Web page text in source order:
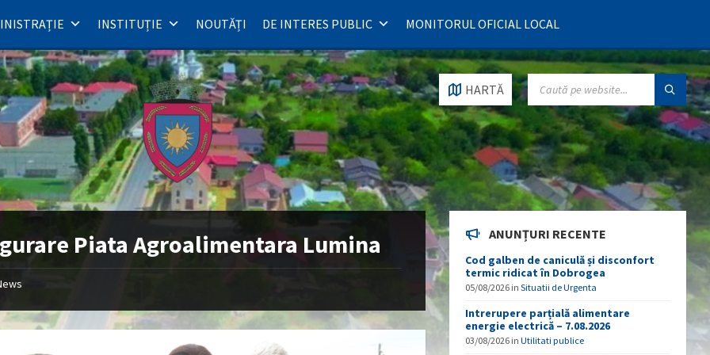
INSTITUȚIE NOUTĂȚI DE INTERES PUBLIC MONITORUL OFICIAL LOCAL
HARTĂ
SEARCH:
Piata Agroalimentara Lumina ANUNȚURI RECENTE
Cod galben de caniculă și disconfort
termic ridicat în Dobrogea
05/08/2026 inSituatii de Urgenta
Intrerupere parțială alimentare
energie electrică – 7.08.2026
03/08/2026 inUtilitati publice